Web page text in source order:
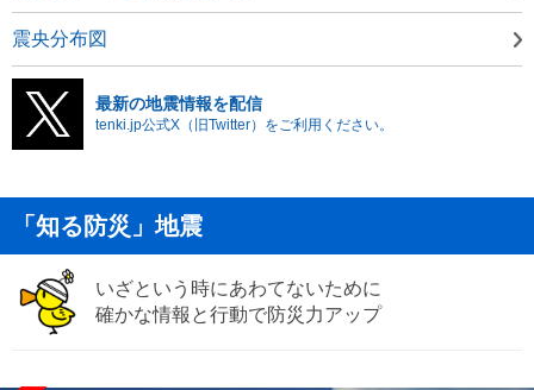
震央分布図
最新の地震情報を配信
tenki.jp公式X（旧Twitter）をご利用ください。
「知る防災」地震
いざという時にあわてないために
確かな情報と行動で防災力アップ